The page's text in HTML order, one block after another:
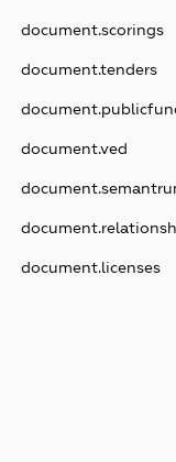
document.scorings
document.tenders
document.ved
document.licenses